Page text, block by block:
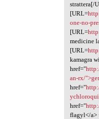
strattera[/
[URL=
one-no-
[URL=
medicine
[URL=
kamagra
href="
an-rx/
href="
href="
flagyl</a>